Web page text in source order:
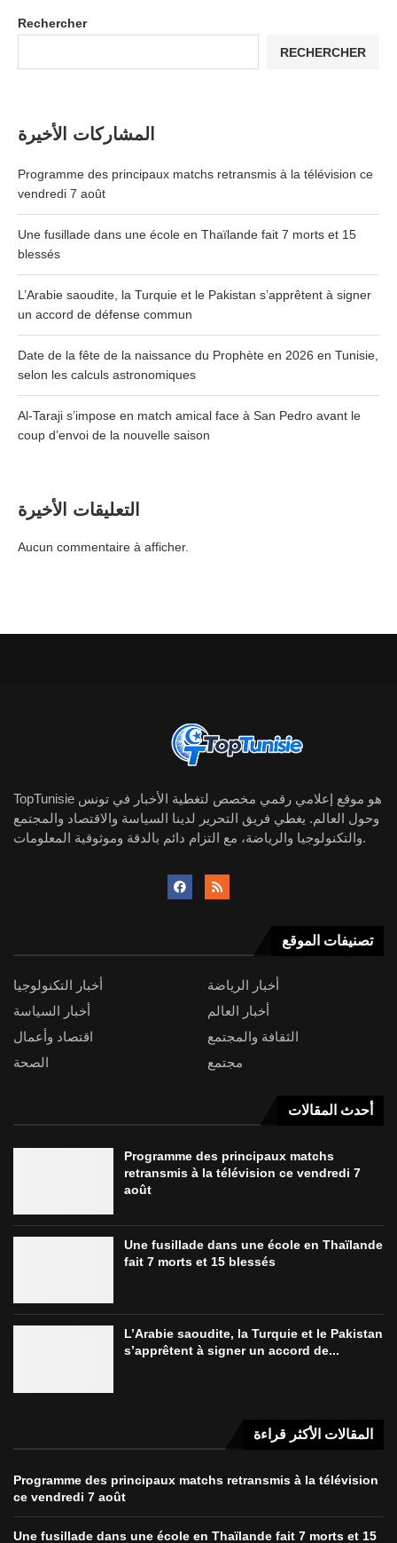
Rechercher
RECHERCHER
المشاركات الأخيرة
Programme des principaux matchs retransmis à la télévision ce
vendredi 7 août
Une fusillade dans une école en Thaïlande fait 7 morts et 15
blessés
L’Arabie saoudite, la Turquie et le Pakistan s’apprêtent à signer
un accord de défense commun
Date de la fête de la naissance du Prophète en 2026 en Tunisie,
selon les calculs astronomiques
Al-Taraji s’impose en match amical face à San Pedro avant le
coup d’envoi de la nouvelle saison
التعليقات الأخيرة
Aucun commentaire à afficher.
TopTunisie هو موقع إعلامي رقمي مخصص لتغطية الأخبار في تونس
وحول العالم. يغطي فريق التحرير لدينا السياسة والاقتصاد والمجتمع
والتكنولوجيا والرياضة، مع التزام دائم بالدقة وموثوقية المعلومات.
تصنيفات الموقع
أخبار التكنولوجيا
أخبار الرياضة
أخبار السياسة
أخبار العالم
اقتصاد وأعمال
الثقافة والمجتمع
الصحة
مجتمع
أحدث المقالات
Programme des principaux matchs
retransmis à la télévision ce vendredi 7
août
Une fusillade dans une école en Thaïlande
fait 7 morts et 15 blessés
L’Arabie saoudite, la Turquie et le Pakistan
s’apprêtent à signer un accord de...
المقالات الأكثر قراءة
Programme des principaux matchs retransmis à la télévision
ce vendredi 7 août
Une fusillade dans une école en Thaïlande fait 7 morts et 15